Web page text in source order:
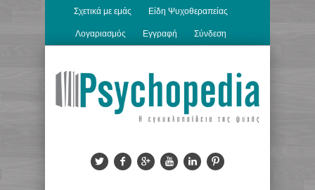
Σχετικά με εμάς Είδη Ψυχοθεραπείας
Λογαριασμός Εγγραφή Σύνδεση